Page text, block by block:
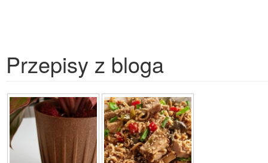
Przepisy z bloga